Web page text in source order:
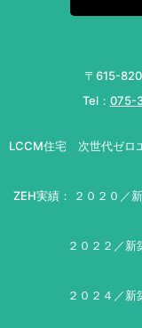
〒615-
Tel： 075-
LCCM住宅 次世代ゼロ
ZEH実績： ２０２０／
２０２２／新築１
２０２４／新築０